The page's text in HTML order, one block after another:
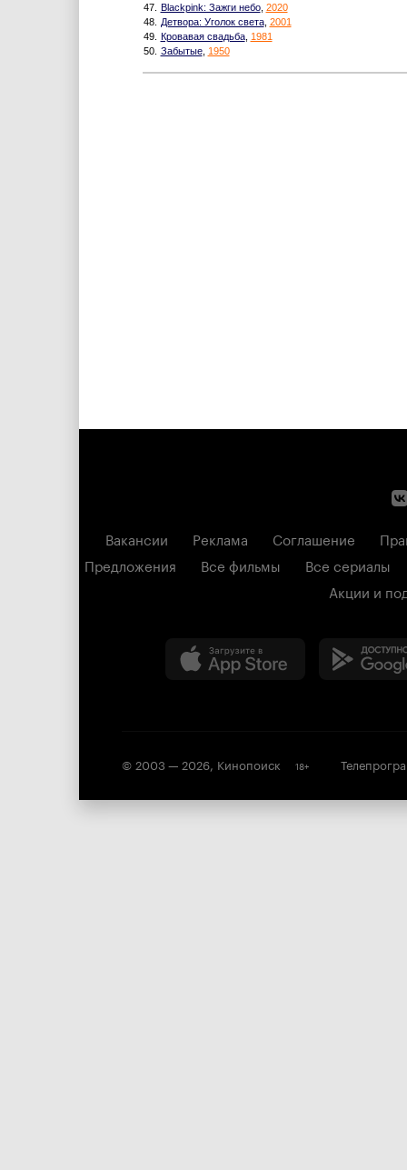
47. Blackpink: Зажги небо, 2020
48.
Детвора: Уголок света, 2001
49. Кровавая свадьба, 1981
50. Забытые, 1950
Вакансии Реклама Соглашение
Предложения
Все фильмы
Все сериалы
Акции и
© 2003 — 2026, Кинопоиск 18+